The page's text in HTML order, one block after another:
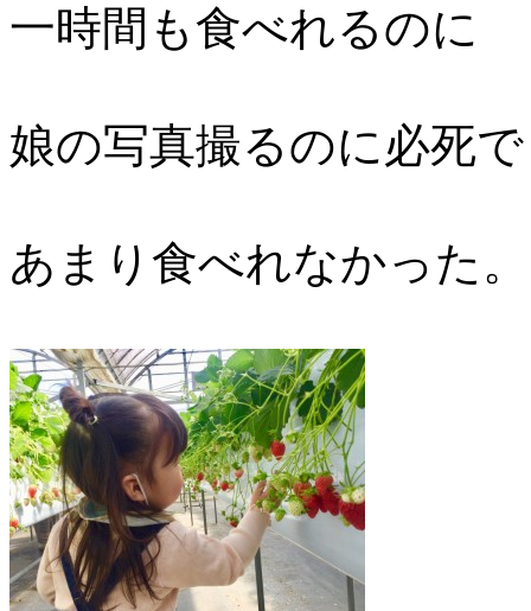
一時間も食べれるのに
娘の写真撮るのに必死で
あまり食べれなかった